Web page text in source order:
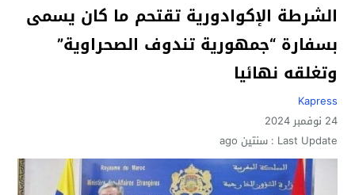
الشرطة الإكوادورية تقتحم ما كان يسمى
بسفارة “جمهورية تندوف الصحراوية”
وتغلقه نهائيا
Kapress
24 نوفمبر 2024
Last Update : سنتين ago